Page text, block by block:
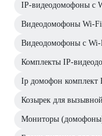
IP-видеодомофоны с
Видеодомофоны Wi-
Видеодомофоны с
Комплекты IP-
Ip домофон комплект
Козырек для
Мониторы